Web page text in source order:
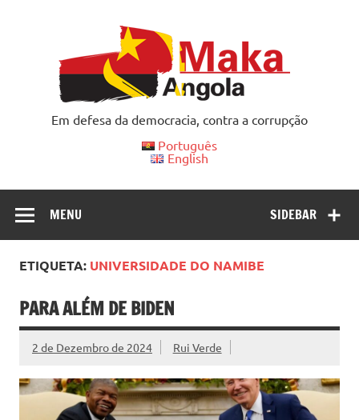
Em defesa da democracia, contra a corrupção
Português
English
SIDEBAR
MENU
ETIQUETA: UNIVERSIDADE DO NAMIBE
PARA ALÉM DE BIDEN
2 de Dezembro de 2024 Rui Verde